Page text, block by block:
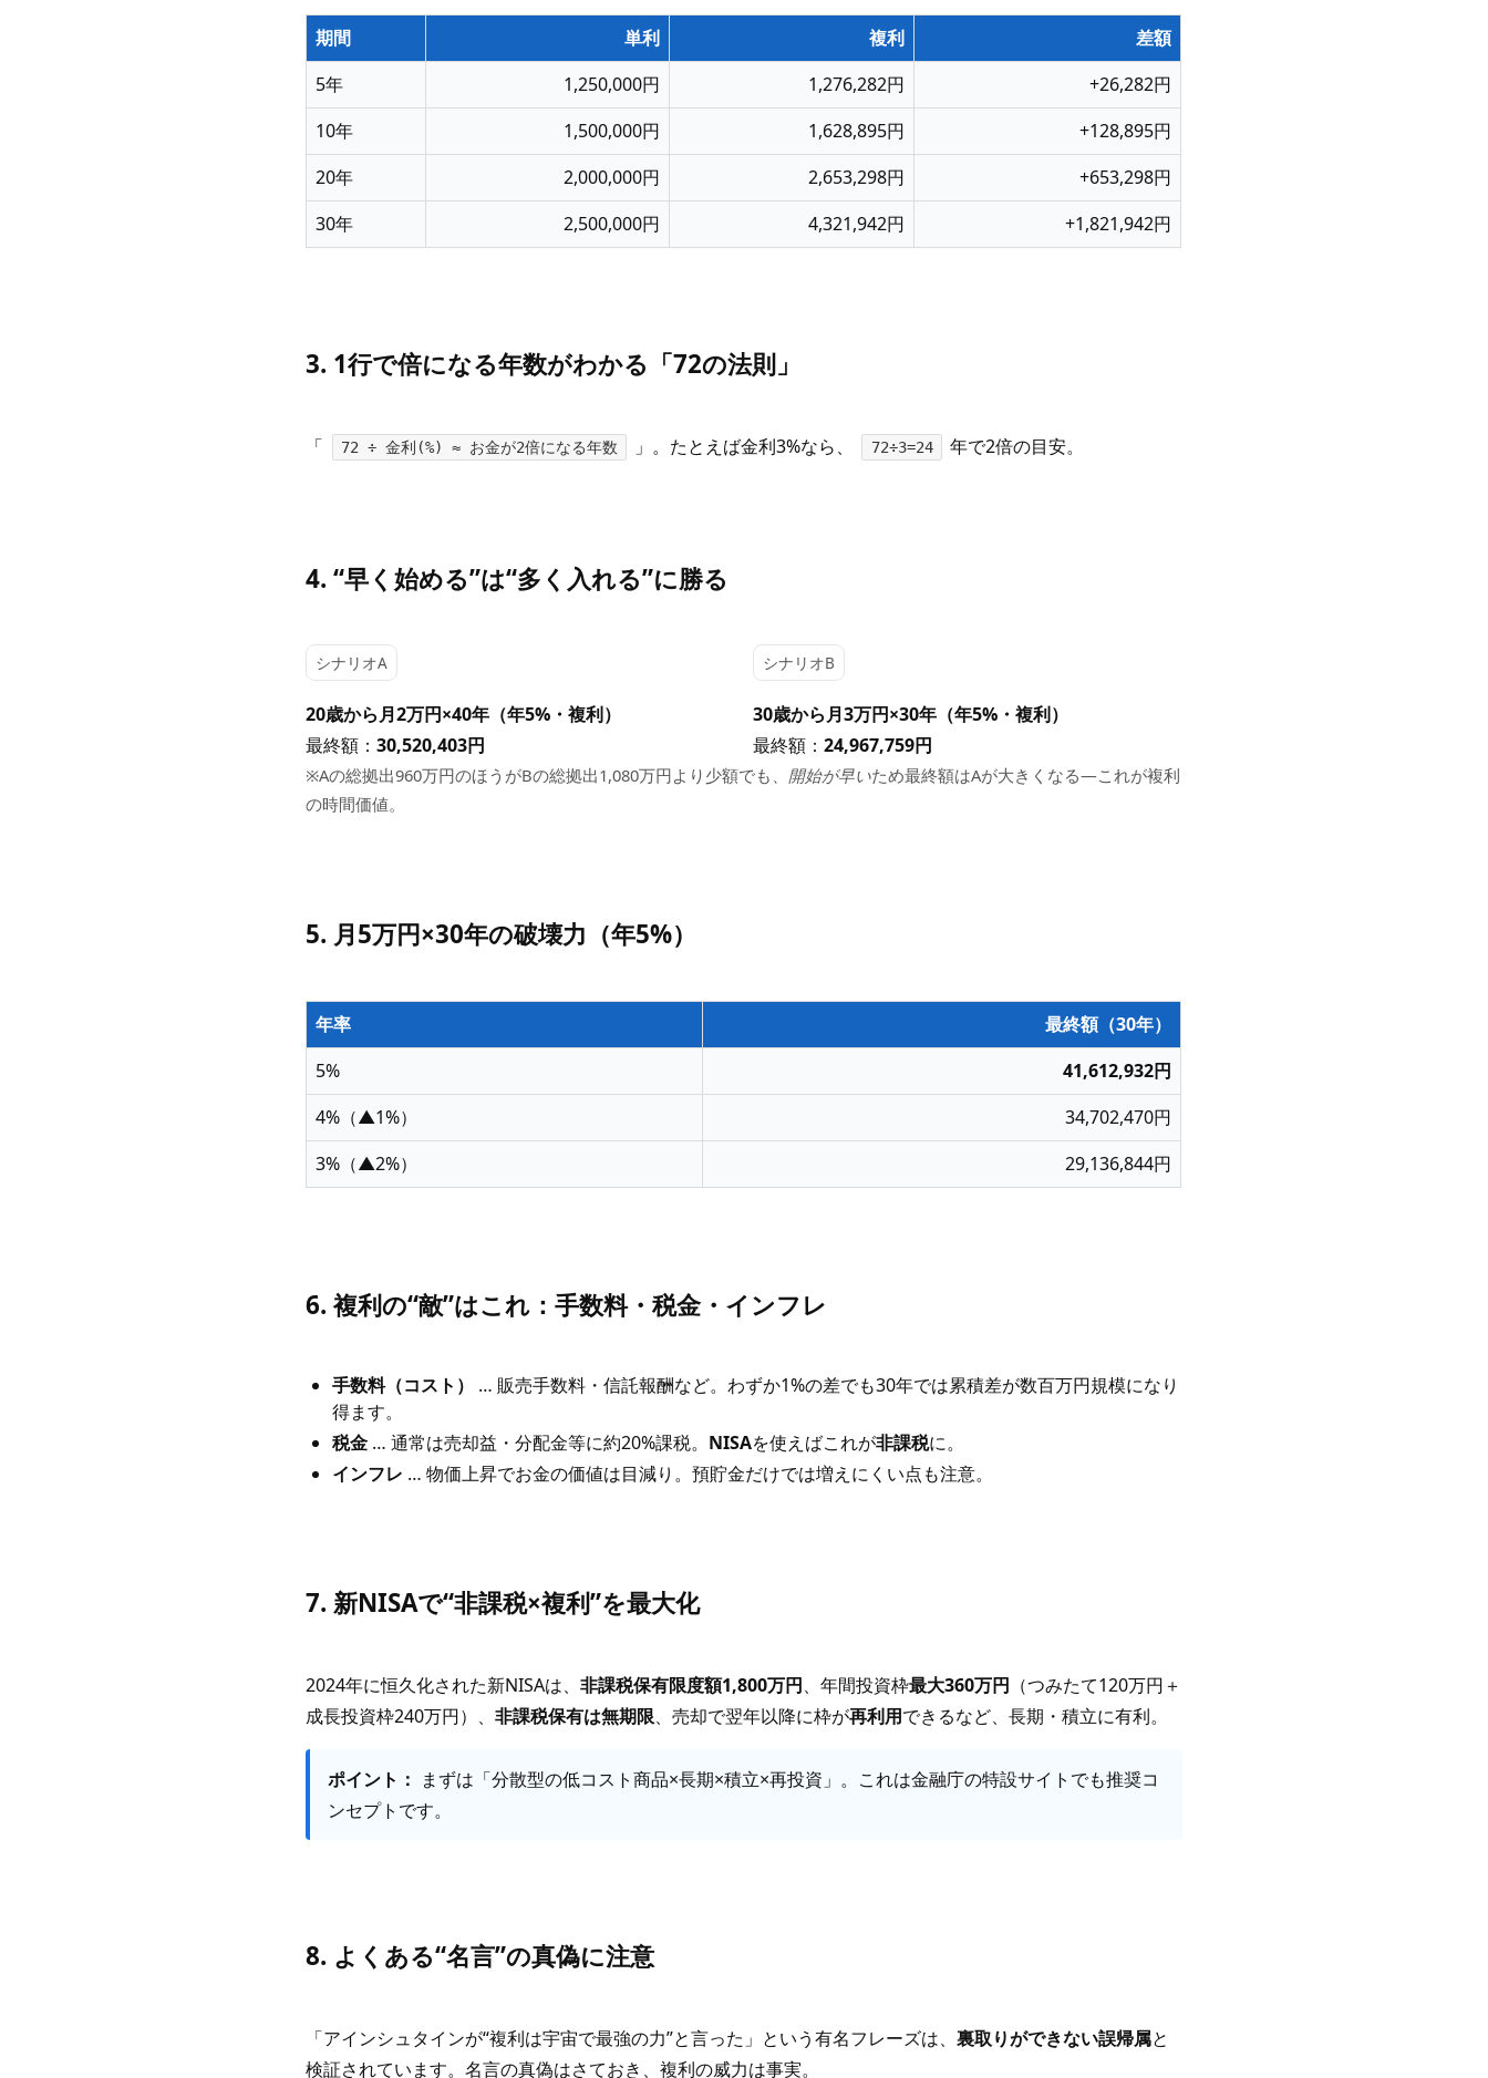
期間 単利 複利
差額
5年
1,250,000円 1,276,282円
+26,282円
10年
1,500,000円 1,628,895円
+128,895円
20年
2,000,000円 2,653,298円
+653,298円
30年
2,500,000円 4,321,942円 +1,821,942円
3. 1行で倍になる年数がわかる「72の法則」
「 72 ÷ 金利(%) ≈ お金が2倍になる年数 」。たとえば金利3%なら、 72÷3=24 年で2倍の目安。
4. “早く始める”は“多く入れる”に勝る
シナリオA
20歳から月2万円×40年（年5%・複利）
最終額：30,520,403円
シナリオB
30歳から月3万円×30年（年5%・複利）
最終額： 24,967,759円
※Aの総拠出960万円のほうがBの総拠出1,080万円より少額でも、 開始が早いため最終額はAが大きくなる—これが複利
の時間価値。
5. 月5万円×30年の破壊力（年5%）
年率
最終額（30年）
5%
41,612,932円
4%（▲1%）
34,702,470円
3%（▲2%）
29,136,844円
6. 複利の“敵”はこれ：手数料・税金・インフレ
手数料（コスト）
… 販売手数料・信託報酬など。わずか1%の差でも30年では累積差が数百万円規模になり
得ます。
税金 … 通常は売却益・分配金等に約20%課税。 NISAを使えばこれが非課税に。
インフレ … 物価上昇でお金の価値は目減り。預貯金だけでは増えにくい点も注意。
7. 新NISAで“非課税×複利”を最大化
2024年に恒久化された新NISAは、非課税保有限度額1,800万円、年間投資枠最大360万円 （つみたて120万円＋
成長投資枠240万円）、非課税保有は無期限、売却で翌年以降に枠が再利用できるなど、長期・積立に有利。
ポイント： まずは「分散型の低コスト商品×長期×積立×再投資」。これは金融庁の特設サイトでも推奨コ
ンセプトです。
8. よくある“名言”の真偽に注意
「アインシュタインが“複利は宇宙で最強の力”と言った」という有名フレーズは、裏取りができない誤帰属と
検証されています。名言の真偽はさておき、複利の威力は事実。